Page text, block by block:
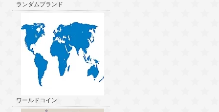
ランダムブランド
ワールドコイン